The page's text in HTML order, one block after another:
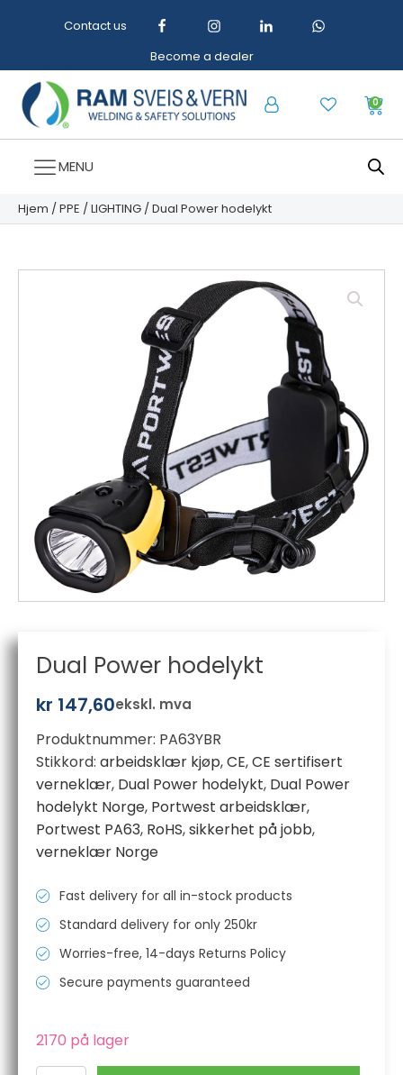
Contact us
Become a dealer
0
MENU
Hjem /PPE /LIGHTING / Dual Power hodelykt
Dual Power hodelykt
kr 147,60ekskl. mva
Produktnummer: PA63YBR
Stikkord: arbeidsklær kjøp,CE,CE sertifisert
verneklær, Dual Power hodelykt, Dual Power
hodelykt Norge, Portwest arbeidsklær,
Portwest PA63, RoHS,sikkerhet på jobb,
verneklær Norge
Fast delivery for all in-stock products
Standard delivery for only 250kr
Worries-free, 14-days Returns Policy
Secure payments guaranteed
2170 på lager